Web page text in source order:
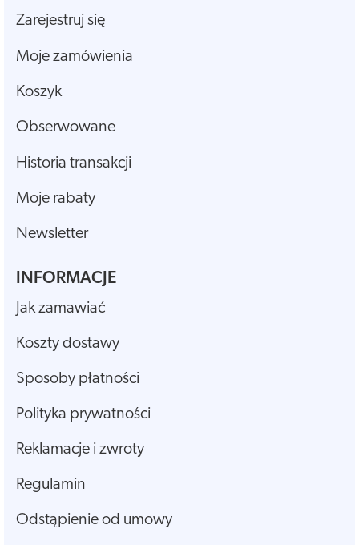
Zarejestruj się
Moje zamówienia
Koszyk
Obserwowane
Historia transakcji
Moje rabaty
Newsletter
INFORMACJE
Jak zamawiać
Koszty dostawy
Sposoby płatności
Polityka prywatności
Reklamacje i zwroty
Regulamin
Odstąpienie od umowy